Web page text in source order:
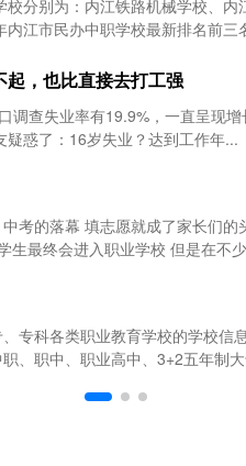
分别为：内江铁路机械学校、内
江市民办中职学校最新排名前三
，也比直接去打工强
调查失业率有19.9%，一直呈现
惑了：16岁失业？达到工作年...
考的落幕 填志愿就成了家长们的
生最终会进入职业学校 但是在不
专科各类职业教育学校的学校信
、职中、职业高中、3+2五年制